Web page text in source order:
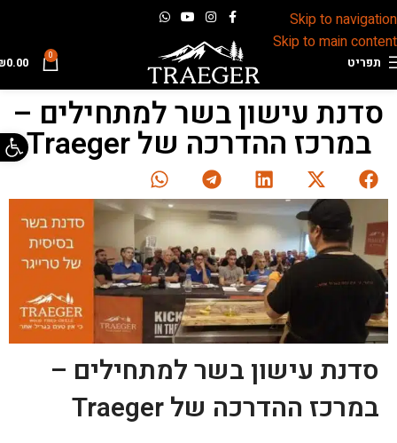
Skip to navigation
Skip to main content
תפריט 0
0.00
סדנת עישון בשר למתחילים –
במרכז ההדרכה של Traeger
סדנת עישון בשר למתחילים –
במרכז ההדרכה של Traeger